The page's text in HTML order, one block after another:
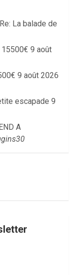
La balade de
15500€ 9 août
9 août 2026
escapade 9
A